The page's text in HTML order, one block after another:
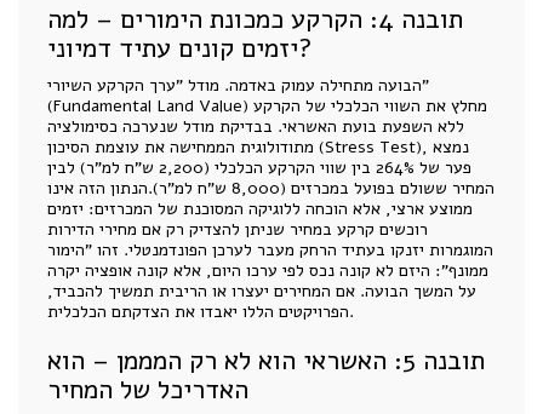
תובנה 4: הקרקע כמכונת הימורים – למה
יזמים קונים עתיד דמיוני?
הבועה מתחילה עמוק באדמה. מודל "ערך הקרקע השיורי"
(Fundamental Land Value) מחלץ את השווי הכלכלי של הקרקע
ללא השפעת בועת האשראי. בבדיקת מודל שנערכה כסימולציה
מתודולוגית הממחישה את עוצמת הסיכון (Stress Test), נמצא
פער של 264% בין שווי הקרקע הכלכלי (2,200 ש"ח למ"ר) לבין
המחיר ששולם בפועל במכרזים (8,000 ש"ח למ"ר).הנתון הזה אינו
ממוצע ארצי, אלא הוכחה ללוגיקה המסוכנת של המכרזים: יזמים
רוכשים קרקע במחיר שניתן להצדיק רק אם מחירי הדירות
המוגמרות יזנקו בעתיד הרחק מעבר לערכן הפונדמנטלי. זהו "הימור
ממונף": היזם לא קונה נכס לפי ערכו היום, אלא קונה אופציה יקרה
על המשך הבועה. אם המחירים יעצרו או הריבית תמשיך להכביד,
הפרויקטים הללו יאבדו את הצדקתם הכלכלית.
תובנה 5: האשראי הוא לא רק המממן – הוא
האדריכל של המחיר